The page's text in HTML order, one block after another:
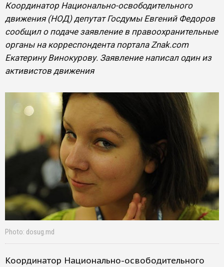
Координатор Национально-освободительного
движения (НОД) депутат Госдумы Евгений Федоров
сообщил о подаче заявление в правоохранительные
органы на корреспондента портала Znak.com
Екатерину Винокурову. Заявление написал один из
активистов движения
Photo: dosug.md
Координатор Национально-освободительного